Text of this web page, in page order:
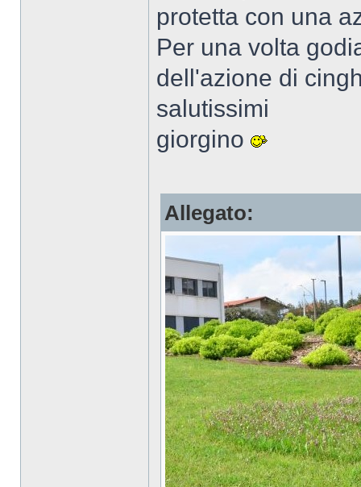
protetta con una
Per una volta
dell'azione di
salutissimi
giorgino
Allegato: